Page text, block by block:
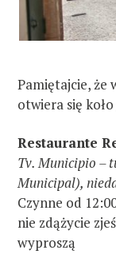
Pamiętajcie, że
otwiera się
Restaurante
Tv. Municipio –
Municipal),
Czynne od
nie zdążycie
wyproszą